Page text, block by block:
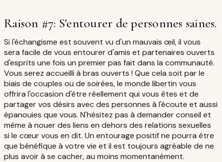
Raison #7: S'entourer de personnes saines.
Si l'échangisme est souvent vu d'un mauvais œil, il vous
sera facile de vous entourer d'amis et partenaires ouverts
d'esprits une fois un premier pas fait dans la communauté.
Vous serez accueilli à bras ouverts ! Que cela soit par le
biais de couples ou de soirées, le monde libertin vous
offrira l'occasion d'être réellement qui vous êtes et de
partager vos désirs avec des personnes à l'écoute et aussi
épanouies que vous. N'hésitez pas à demander conseil et
même à nouer des liens en dehors des relations sexuelles
si le cœur vous en dit. Un entourage positif ne pourra être
que bénéfique à votre vie et il est toujours agréable de ne
plus avoir à se cacher, au moins momentanément.